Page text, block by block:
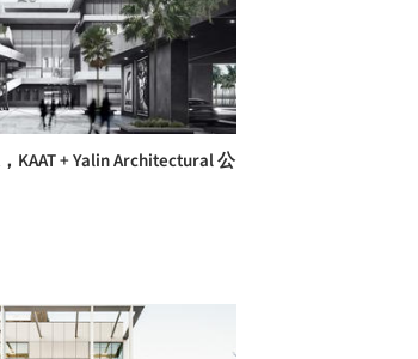
KAAT + Yalin Architectural 公